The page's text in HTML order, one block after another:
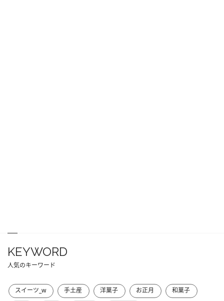
KEYWORD
人気のキーワード
スイーツ_w 手土産 洋菓子 お正月
和菓子